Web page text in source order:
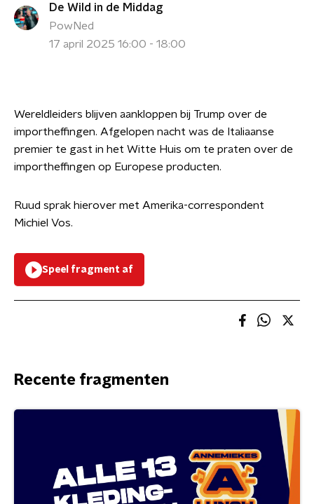
De Wild in de Middag
PowNed
17 april 2025 16:00 - 18:00
Wereldleiders blijven aankloppen bij Trump over de
importheffingen. Afgelopen nacht was de Italiaanse
premier te gast in het Witte Huis om te praten over de
importheffingen op Europese producten.
Ruud sprak hierover met Amerika-correspondent
Michiel Vos.
Speel fragment af
Recente fragmenten